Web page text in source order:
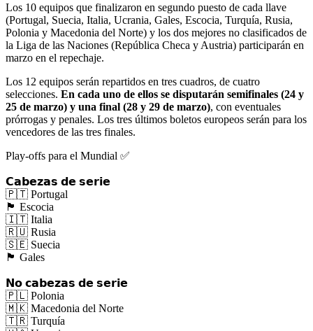
Los 10 equipos que finalizaron en segundo puesto de cada llave
(Portugal, Suecia, Italia, Ucrania, Gales, Escocia, Turquía, Rusia,
Polonia y Macedonia del Norte) y los dos mejores no clasificados de
la Liga de las Naciones (República Checa y Austria) participarán en
marzo en el repechaje.
Los 12 equipos serán repartidos en tres cuadros, de cuatro
selecciones. En cada uno de ellos se disputarán semifinales (24 y
25 de marzo) y una final (28 y 29 de marzo), con eventuales
prórrogas y penales. Los tres últimos boletos europeos serán para los
vencedores de las tres finales.
Play-offs para el Mundial ✅
𝗖𝗮𝗯𝗲𝘇𝗮𝘀 𝗱𝗲 𝘀𝗲𝗿𝗶𝗲
🇵🇹 Portugal
🏴󠁧󠁢󠁳󠁣󠁴󠁿 Escocia
🇮🇹 Italia
🇷🇺 Rusia
🇸🇪 Suecia
🏴󠁧󠁢󠁷󠁬󠁳󠁿 Gales
𝗡𝗼 𝗰𝗮𝗯𝗲𝘇𝗮𝘀 𝗱𝗲 𝘀𝗲𝗿𝗶𝗲
🇵🇱 Polonia
🇲🇰 Macedonia del Norte
🇹🇷 Turquía